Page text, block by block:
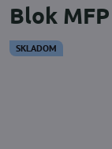
SKLADOM
Blok